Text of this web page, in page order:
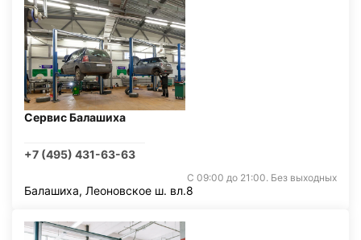
Сервис Балашиха
+7 (495) 431-63-63
С 09:00 до 21:00. Без выходных
Балашиха, Леоновское ш. вл.8